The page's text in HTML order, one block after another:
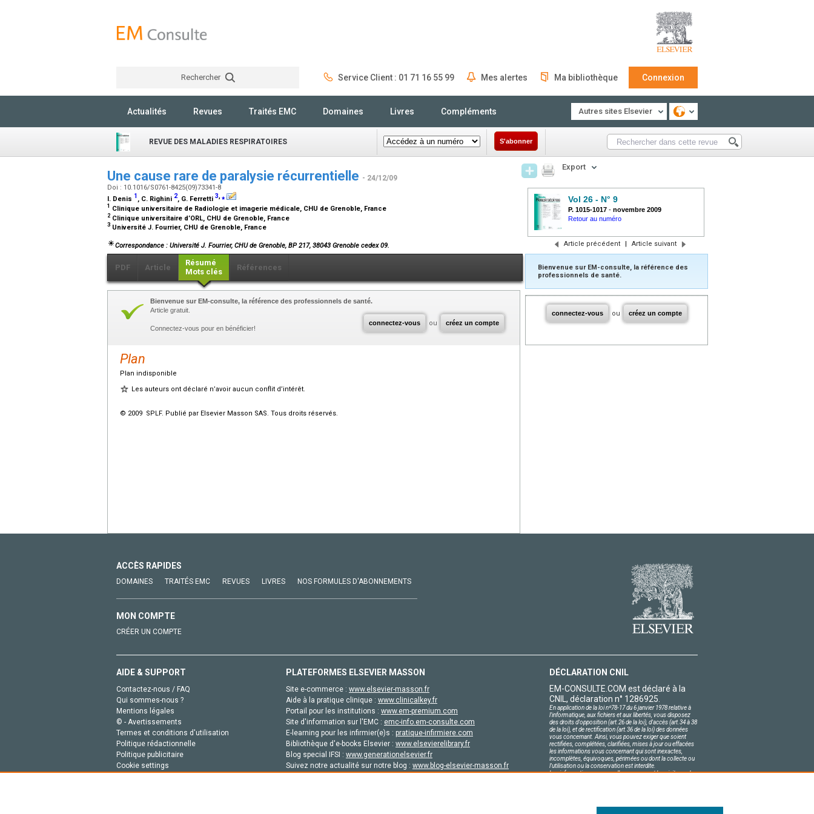
Rechercher Service Client : 01 71 16 55 99 Mes alertes Ma bibliothèque Connexion
Actualités Revues Traités EMC Domaines Livres Compléments Autres sites Elsevier
REVUE DES MALADIES RESPIRATOIRES S'abonner
Une cause rare de paralysie récurrentielle - 24/12/09
Doi : 10.1016/S0761-8425(09)73341-8
I. Denis 1 , C. Righini 2, G. Ferretti 3,⁎
1 Clinique universitaire de Radiologie et imagerie médicale, CHU de Grenoble, France
2 Clinique universitaire d’ORL, CHU de Grenoble, France
3 Université J. Fourrier, CHU de Grenoble, France
Correspondance : Université J. Fourrier, CHU de Grenoble, BP 217, 38043 Grenoble cedex 09.
PDF Article
Résumé
Mots clés
Références
connectez-vous ou créez un compte
Bienvenue sur EM-consulte, la référence des professionnels de santé.
Article gratuit.
Connectez-vous pour en bénéficier!
Plan
Plan indisponible
Les auteurs ont déclaré n’avoir aucun conflit d’intérêt.
© 2009 SPLF. Publié par Elsevier Masson SAS. Tous droits réservés.
Export
Vol 26 - N° 9
P. 1015-1017 - novembre 2009
Retour au numéro
Article précédent | Article suivant
Bienvenue sur EM-consulte, la référence des
professionnels de santé.
connectez-vous ou créez un compte
ACCÈS RAPIDES
DOMAINES TRAITÉS EMC REVUES LIVRES NOS FORMULES D'ABONNEMENTS
MON COMPTE
CRÉER UN COMPTE
AIDE & SUPPORT
Contactez-nous / FAQ
Qui sommes-nous ?
Mentions légales
© - Avertissements
Termes et conditions d'utilisation
Politique rédactionnelle
Politique publicitaire
Cookie settings
PLATEFORMES ELSEVIER MASSON
Site e-commerce : www.elsevier-masson.fr
Aide à la pratique clinique : www.clinicalkey.fr
Portail pour les institutions : www.em-premium.com
Site d'information sur l'EMC : emc-info.em-consulte.com
E-learning pour les infirmier(e)s : pratique-infirmiere.com
Bibliothèque d'e-books Elsevier : www.elsevierelibrary.fr
Blog special IFSI : www.generationelsevier.fr
Suivez notre actualité sur notre blog : www.blog-elsevier-masson.fr
DÉCLARATION CNIL
EM-CONSULTE.COM est déclaré à la
CNIL, déclaration n° 1286925.
En application de la loi nº78-17 du 6 janvier 1978 relative à
l'informatique, aux fichiers et aux libertés, vous disposez
des droits d'opposition (art.26 de la loi), d'accès (art.34 à 38
de la loi), et de rectification (art.36 de la loi) des données
vous concernant. Ainsi, vous pouvez exiger que soient
rectifiées, complétées, clarifiées, mises à jour ou effacées
les informations vous concernant qui sont inexactes,
incomplètes, équivoques, périmées ou dont la collecte ou
l'utilisation ou la conservation est interdite.
Les informations personnelles concernant les visiteurs de